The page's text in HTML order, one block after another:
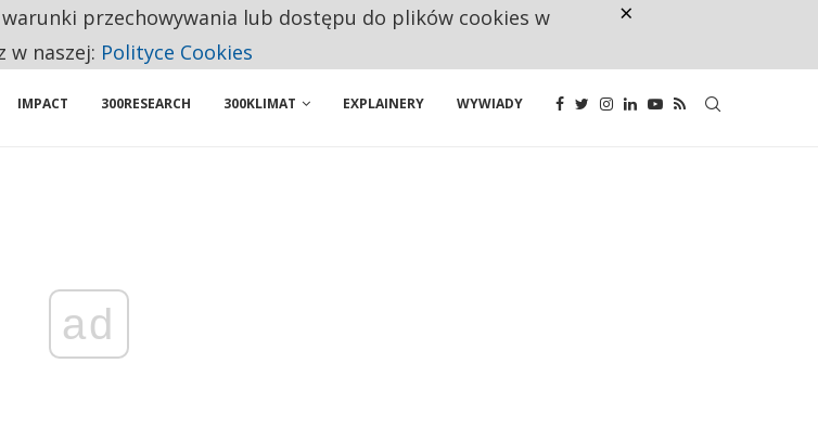
DWA PODMIOTY Z POLSKI
IMPACT 300RESEARCH 300KLIMAT EXPLAINERY WYWIADY
ad
przechowywania lub dostępu do plików cookies w
w naszej: Polityce Cookies
×